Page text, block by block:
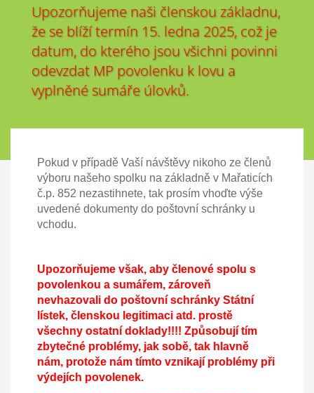
Upozorňujeme naši členskou základnu,
že se blíží termín 15. ledna 2025, což je
datum, do kterého jsou všichni povinni
odevzdat MP povolenku k lovu a
vyplněné sumáře úlovků.
Pokud v případě Vaší návštěvy nikoho ze členů
výboru našeho spolku na základně v Mařaticích
č.p. 852 nezastihnete, tak prosím vhoďte výše
uvedené dokumenty do poštovní schránky u
vchodu.
Upozorňujeme však, aby členové spolu s
povolenkou a sumářem, zároveň
nevhazovali do poštovní schránky Státní
lístek, členskou legitimaci atd. prostě
všechny ostatní doklady!!!! Způsobují tím
zbytečné problémy, jak sobě, tak hlavně
nám, protože nám tímto vznikají problémy při
výdejích povolenek.